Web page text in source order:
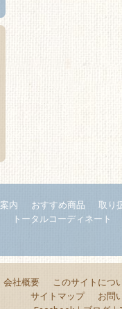
内 おすすめ商品 取り
トータルコーディネート
会社概要 このサイトにつ
サイトマップ
お問